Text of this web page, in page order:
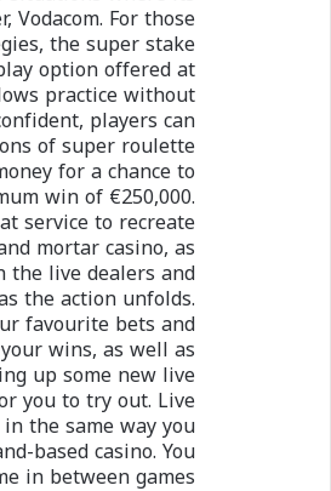
Vodacom. For those
the super stake
option offered at
practice without
players can
of super roulette
for a chance to
win of €250,000.
service to recreate
mortar casino, as
live dealers and
the action unfolds.
favourite bets and
wins, as well as
up some new live
you to try out. Live
the same way you
based casino. You
in between games